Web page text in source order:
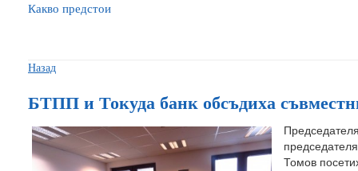
Какво предстои
Назад
БТПП и Токуда банк обсъдиха
Томов